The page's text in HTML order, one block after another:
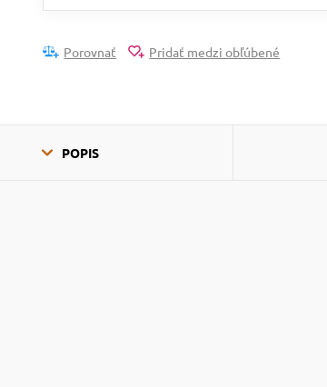
Porovnať Pridať medzi obľúbené
POPIS